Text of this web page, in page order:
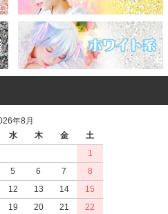
年8月
水 木 金
土
1
5 6 7
8
12 13 14
15
19 20 21
22